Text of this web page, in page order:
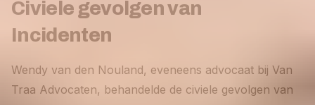
Civiele gevolgen van
Incidenten
Wendy van den Nouland, eveneens advocaat bij Van
Traa Advocaten, behandelde de civiele gevolgen van